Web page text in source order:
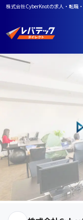
株式会社CyberKnotの求人・転職